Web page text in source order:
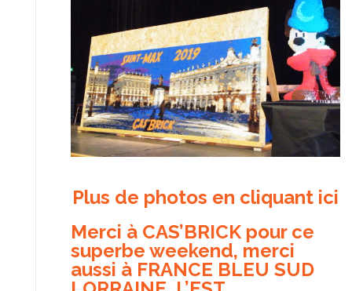
Plus de photos en cliquant ici
Merci à CAS’BRICK pour ce
superbe weekend, merci
aussi à FRANCE BLEU SUD